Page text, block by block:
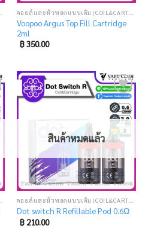
Voopoo Argus Top Fill Cartridge
2ml
฿350.00
Add
to
wishlist
สินค้าหมดแล้ว
Dot switch R Refillable Pod 0.6Ω
฿210.00